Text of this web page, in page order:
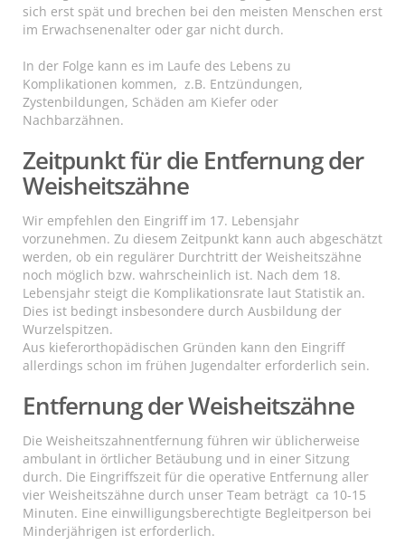
sich erst spät und brechen bei den meisten Menschen erst
im Erwachsenenalter oder gar nicht durch.
In der Folge kann es im Laufe des Lebens zu
Komplikationen kommen, z.B. Entzündungen,
Zystenbildungen, Schäden am Kiefer oder
Nachbarzähnen.
Zeitpunkt für die Entfernung der
Weisheitszähne
Wir empfehlen den Eingriff im 17. Lebensjahr
vorzunehmen. Zu diesem Zeitpunkt kann auch abgeschätzt
werden, ob ein regulärer Durchtritt der Weisheitszähne
noch möglich bzw. wahrscheinlich ist. Nach dem 18.
Lebensjahr steigt die Komplikationsrate laut Statistik an.
Dies ist bedingt insbesondere durch Ausbildung der
Wurzelspitzen.
Aus kieferorthopädischen Gründen kann den Eingriff
allerdings schon im frühen Jugendalter erforderlich sein.
Entfernung der Weisheitszähne
Die Weisheitszahnentfernung führen wir üblicherweise
ambulant in örtlicher Betäubung und in einer Sitzung
durch. Die Eingriffszeit für die operative Entfernung aller
vier Weisheitszähne durch unser Team beträgt ca 10-15
Minuten. Eine einwilligungsberechtigte Begleitperson bei
Minderjährigen ist erforderlich.